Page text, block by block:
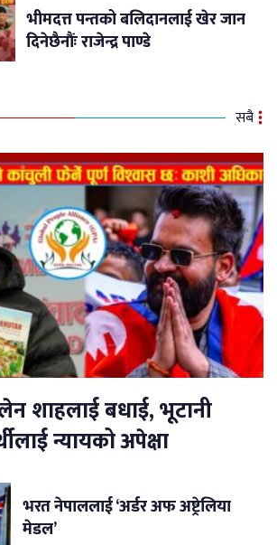
भीमदत्त पन्तको बलिदानलाई खेर जान
दिनेछैनौंः राजेन्द्र पाण्डे
सबै
शाहलाई बधाई, भूटानी
न्यायको अपेक्षा
भरत नेपाललाई ‘अर्डर अफ अष्ट्रेलिया
मेडल’